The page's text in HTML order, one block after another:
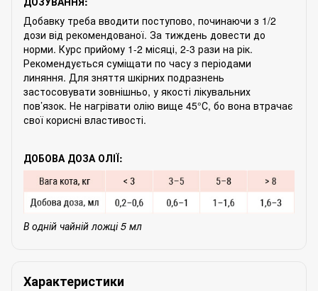
Добавку треба вводити поступово, починаючи з 1/2
дози від рекомендованої. За тиждень довести до
норми. Курс прийому 1-2 місяці, 2-3 рази на рік.
Рекомендується суміщати по часу з періодами
линяння. Для зняття шкірних подразнень
застосовувати зовнішньо, у якості лікувальних
пов’язок. Не нагрівати олію вище 45°С, бо вона втрачає
свої корисні властивості.
ДОБОВА ДОЗА ОЛІЇ:
В одній чайній ложці 5 мл
Характеристики